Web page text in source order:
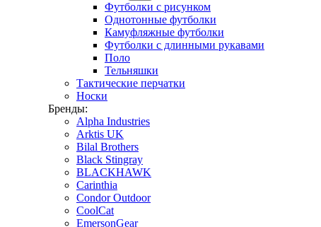
Футболки с рисунком
Однотонные футболки
Камуфляжные футболки
Футболки с длинными рукавами
Поло
Тельняшки
Тактические перчатки
Носки
Бренды:
Alpha Industries
Arktis UK
Bilal Brothers
Black Stingray
BLACKHAWK
Carinthia
Condor Outdoor
CoolCat
EmersonGear